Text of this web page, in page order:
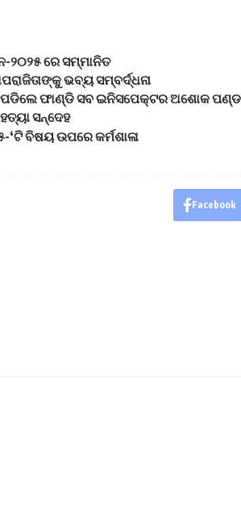
୨୦୨୫ ରେ ସମ୍ମାନିତ
ଭବ୍ୟ ସମ୍ବର୍ଦ୍ଧନା
ପଡିଲେ ଫାଣ୍ଡି ସବ ଇନିସପେକ୍ଟର ଅଶୋକ
ସନ୍ଦେହ
‘ଟି ବିଷୟ ଉପରେ କର୍ମଶାଳା
Facebook